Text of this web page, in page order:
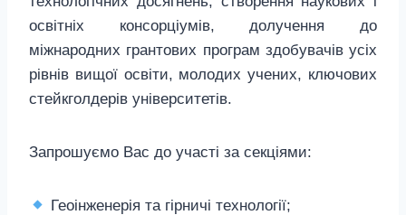
освітніх консорціумів, долучення до
міжнародних грантових програм здобувачів усіх
рівнів вищої освіти, молодих учених, ключових
стейкголдерів університетів.
Запрошуємо Вас до участі за секціями:
Геоінженерія та гірничі технології;